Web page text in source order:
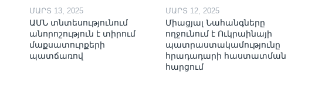
ՄԱՐՏ 13, 2025
ԱՄՆ տնտեսությունում
անորոշություն է տիրում
մաքսատուրքերի
պատճառով
ՄԱՐՏ 12, 2025
Միացյալ Նահանգները
ողջունում է Ուկրաինայի
պատրաստակամությունը
հրադադարի հաստատման
հարցում